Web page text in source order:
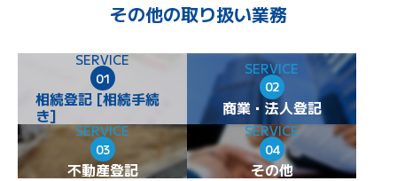
その他の取り扱い業務
SERVICE
01
相続登記 [相続手続
き]
SERVICE
02
商業・法人登記
SERVICE
03
不動産登記
SERVICE
04
その他